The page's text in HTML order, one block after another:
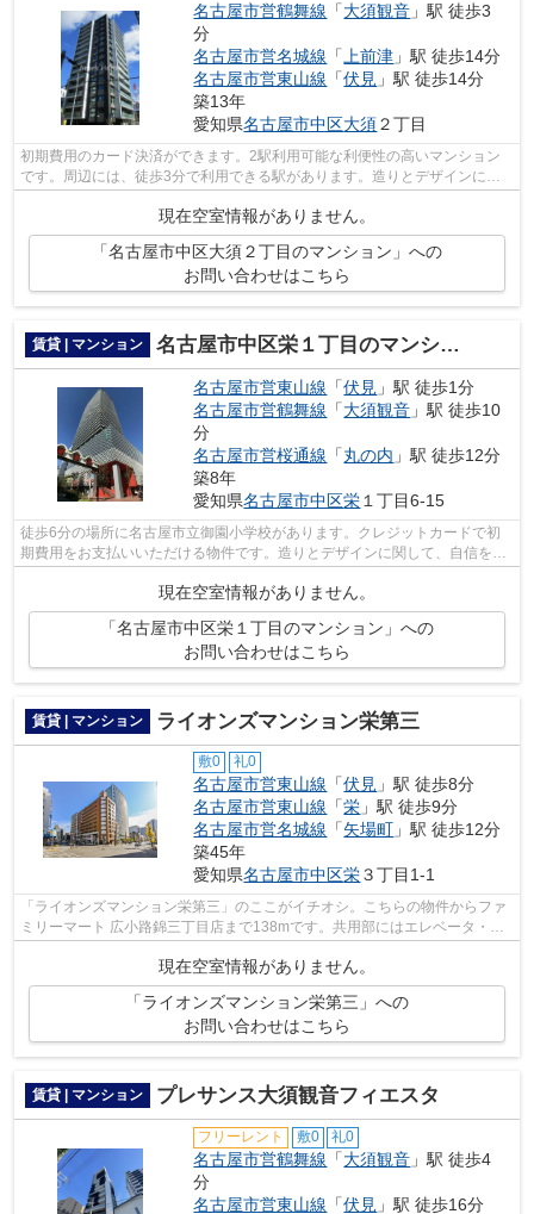
名古屋市営鶴舞線 「大須観音 」駅 徒歩3
分
名古屋市営名城線 「上前津 」駅 徒歩14分
名古屋市営東山線 「伏見 」駅 徒歩14分
築13年
愛知県名古屋市中区大須２丁目
初期費用のカード決済ができます。2駅利用可能な利便性の高いマンション
です。周辺には、徒歩3分で利用できる駅があります。造りとデザインに関
現在空室情報がありません。
「名古屋市中区大須２丁目のマンション」への
お問い合わせはこちら
賃貸 | マンション 名古屋市中区栄１丁目のマンション
名古屋市営東山線 「伏見 」駅 徒歩1分
名古屋市営鶴舞線 「大須観音 」駅 徒歩10
分
名古屋市営桜通線 「丸の内 」駅 徒歩12分
築8年
愛知県名古屋市中区栄 １丁目6-15
徒歩6分の場所に名古屋市立御園小学校があります。クレジットカードで初
期費用をお支払いいただける物件です。造りとデザインに関して、自信をも
って情報を提供できるマンションです。...
現在空室情報がありません。
「名古屋市中区栄１丁目のマンション」への
お問い合わせはこちら
賃貸 | マンション ライオンズマンション栄第三
敷0 礼0
名古屋市営東山線 「伏見 」駅 徒歩8分
名古屋市営東山線 「栄 」駅 徒歩9分
名古屋市営名城線 「矢場町 」駅 徒歩12分
築45年
愛知県名古屋市中区栄３丁目1-1
「ライオンズマンション栄第三」のここがイチオシ。こちらの物件からファ
ミリーマート 広小路錦三丁目店まで138mです。共用部にはエレベータ・敷
現在空室情報がありません。
「ライオンズマンション栄第三」への
お問い合わせはこちら
賃貸 | マンション プレサンス大須観音フィエスタ
フリーレント 敷0 礼0
名古屋市営鶴舞線 「大須観音 」駅 徒歩4
分
名古屋市営東山線 「伏見 」駅 徒歩16分